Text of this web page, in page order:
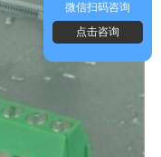
微信扫码咨询
点击咨询